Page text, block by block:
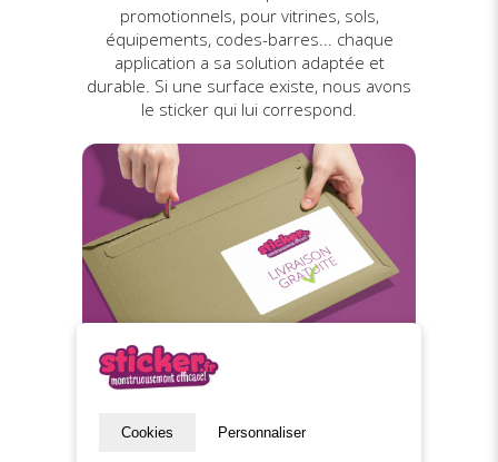
promotionnels, pour vitrines, sols,
équipements, codes-barres... chaque
application a sa solution adaptée et
durable. Si une surface existe, nous avons
le sticker qui lui correspond.
Cookies Personnaliser